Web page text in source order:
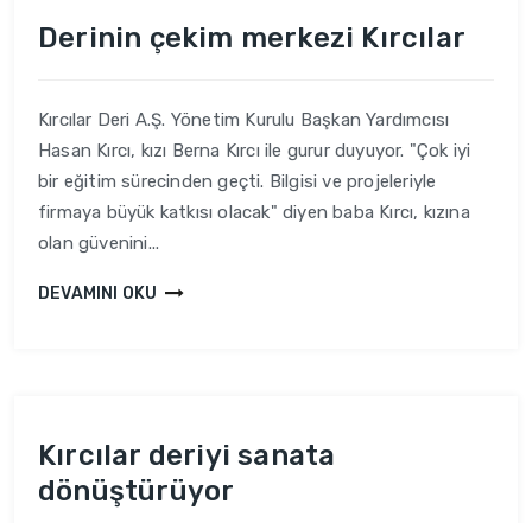
Derinin çekim merkezi Kırcılar
Kırcılar Deri A.Ş. Yönetim Kurulu Başkan Yardımcısı
Hasan Kırcı, kızı Berna Kırcı ile gurur duyuyor. "Çok iyi
bir eğitim sürecinden geçti. Bilgisi ve projeleriyle
firmaya büyük katkısı olacak" diyen baba Kırcı, kızına
olan güvenini...
DEVAMINI OKU
Kırcılar deriyi sanata
dönüştürüyor